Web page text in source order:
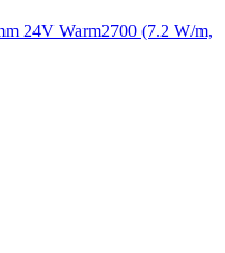
24V Warm2700 (7.2 W/m,